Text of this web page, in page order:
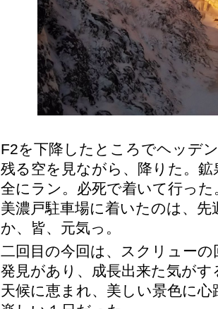
F2を下降したところでヘッデ
残る空を見ながら、降りた。
全にラン。必死で着いて行った
美濃戸駐車場に着いたのは、
か、皆、元気っ。
二回目の今回は、スクリュー
発見があり、成長出来た気が
天候に恵まれ、美しい景色に